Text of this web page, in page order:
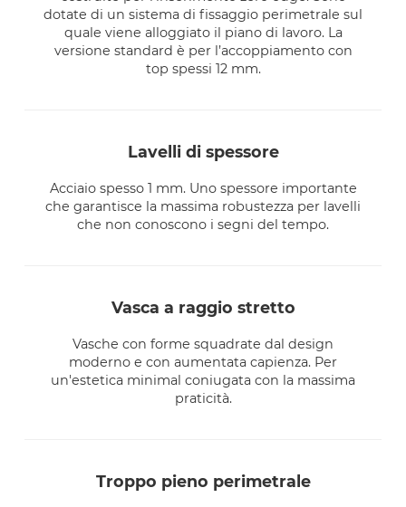
dotate di un sistema di fissaggio perimetrale sul
quale viene alloggiato il piano di lavoro. La
versione standard è per l’accoppiamento con
top spessi 12 mm.
lavelli di spessore
Acciaio spesso 1 mm. Uno spessore importante
che garantisce la massima robustezza per lavelli
che non conoscono i segni del tempo.
vasca a raggio stretto
Vasche con forme squadrate dal design
moderno e con aumentata capienza. Per
un'estetica minimal coniugata con la massima
praticità.
troppo pieno perimetrale